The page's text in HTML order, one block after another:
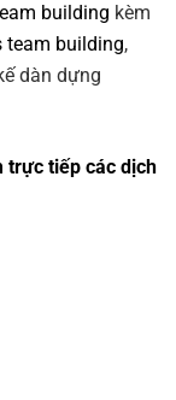
building kèm
team building,
dàn dựng
trực tiếp các dịch